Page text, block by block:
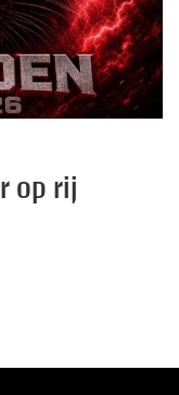
op rij